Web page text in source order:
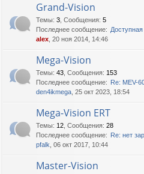
Grand-Vision
Темы: 3 Сообщения: 5
Последнее сообщение:
alex , 20 ноя 2014, 14:46
Mega-Vision
Темы: 43 Сообщения: 153
Последнее сообщение: Re: MEV-
den4ikmega , 25 окт 2023, 18:54
Mega-Vision ERT
Темы: 12 Сообщения: 28
Последнее сообщение: Re: нет
pfalk , 06 окт 2017, 10:44
Master-Vision